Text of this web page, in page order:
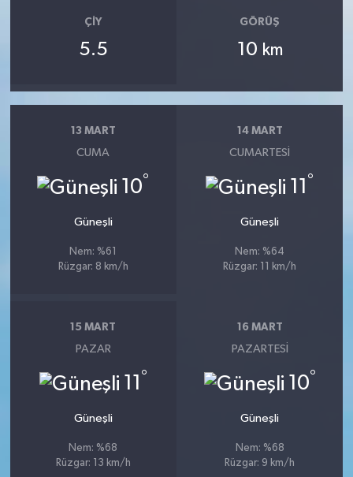
ÇIY
5.5
GÖRÜŞ
10 km
13 MART
CUMA
10°
Güneşli
Nem: %61
Rüzgar: 8 km/h
14 MART
CUMARTESI
11 °
Güneşli
Nem: %64
Rüzgar: 11 km/h
15 MART
PAZAR
11 °
Güneşli
Nem: %68
Rüzgar: 13 km/h
16 MART
PAZARTESI
10°
Güneşli
Nem: %68
Rüzgar: 9 km/h